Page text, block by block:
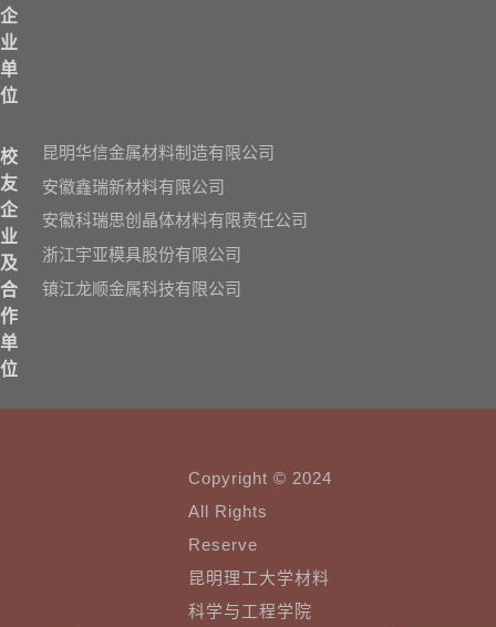
企
业
单
位
校
友
企
业
及
合
作
单
位
昆明华信金属材料制造有限公司
安徽鑫瑞新材料有限公司
安徽科瑞思创晶体材料有限责任公司
浙江宇亚模具股份有限公司
镇江龙顺金属科技有限公司
Copyright © 2024
All Rights
Reserve
昆明理工大学材料
科学与工程学院